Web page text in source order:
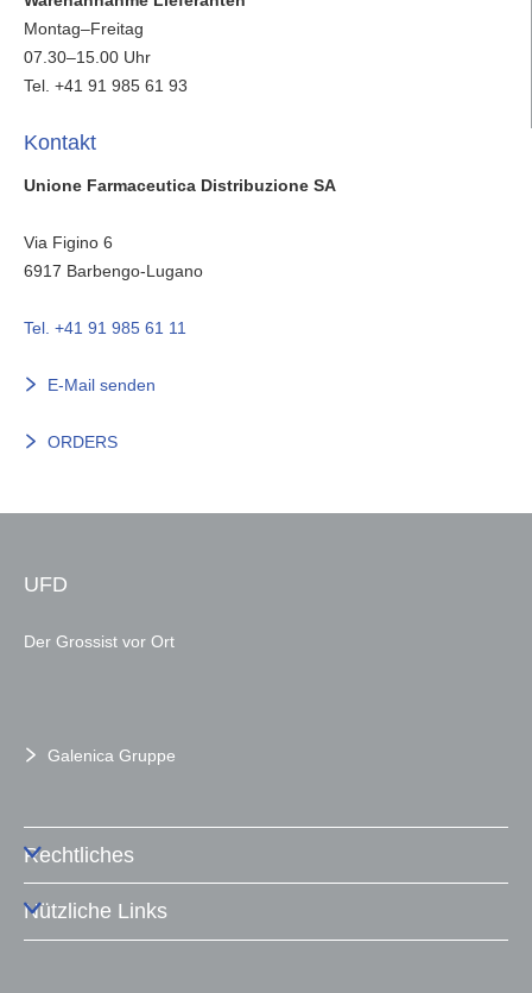
Montag–Freitag
07.30–15.00 Uhr
Tel. +41 91 985 61 93
Kontakt
Unione Farmaceutica Distribuzione SA
Via Figino 6
6917 Barbengo-Lugano
Tel. +41 91 985 61 11
E-Mail senden
ORDERS
UFD
Der Grossist vor Ort
Galenica Gruppe
Rechtliches
Nützliche Links